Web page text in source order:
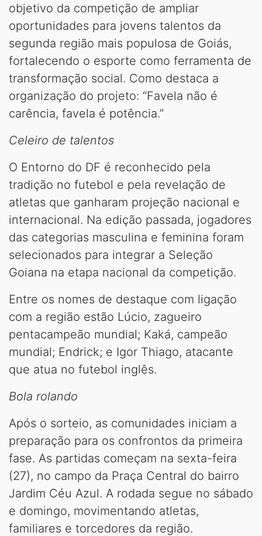
objetivo da competição de ampliar
oportunidades para jovens talentos da
segunda região mais populosa de Goiás,
fortalecendo o esporte como ferramenta de
transformação social. Como destaca a
organização do projeto: “Favela não é
carência, favela é potência.”
Celeiro de talentos
O Entorno do DF é reconhecido pela
tradição no futebol e pela revelação de
atletas que ganharam projeção nacional e
internacional. Na edição passada, jogadores
das categorias masculina e feminina foram
selecionados para integrar a Seleção
Goiana na etapa nacional da competição.
Entre os nomes de destaque com ligação
com a região estão Lúcio, zagueiro
pentacampeão mundial; Kaká, campeão
mundial; Endrick; e Igor Thiago, atacante
que atua no futebol inglês.
Bola rolando
Após o sorteio, as comunidades iniciam a
preparação para os confrontos da primeira
fase. As partidas começam na sexta-feira
(27), no campo da Praça Central do bairro
Jardim Céu Azul. A rodada segue no sábado
e domingo, movimentando atletas,
familiares e torcedores da região.